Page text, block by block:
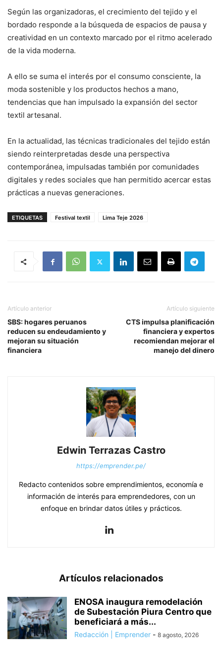
Según las organizadoras, el crecimiento del tejido y el
bordado responde a la búsqueda de espacios de pausa y
creatividad en un contexto marcado por el ritmo acelerado
de la vida moderna.
A ello se suma el interés por el consumo consciente, la
moda sostenible y los productos hechos a mano,
tendencias que han impulsado la expansión del sector
textil artesanal.
En la actualidad, las técnicas tradicionales del tejido están
siendo reinterpretadas desde una perspectiva
contemporánea, impulsadas también por comunidades
digitales y redes sociales que han permitido acercar estas
prácticas a nuevas generaciones.
ETIQUETAS Festival textil Lima Teje 2026
Artículo anterior
SBS: hogares peruanos
reducen su endeudamiento y
mejoran su situación
financiera
Artículo siguiente
CTS impulsa planificación
financiera y expertos
recomiendan mejorar el
manejo del dinero
Edwin Terrazas Castro
https://emprender.pe/
Redacto contenidos sobre emprendimientos, economía e
información de interés para emprendedores, con un
enfoque en brindar datos útiles y prácticos.
Artículos relacionados
ENOSA inaugura remodelación
de Subestación Piura Centro que
beneficiará a más...
Redacción | Emprender - 8 agosto, 2026